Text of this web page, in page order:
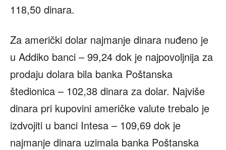
118,50 dinara.
Za američki dolar najmanje dinara nuđeno je
u Addiko banci – 99,24 dok je najpovoljnija za
prodaju dolara bila banka Poštanska
štedionica – 102,38 dinara za dolar. Najviše
dinara pri kupovini američke valute trebalo je
izdvojiti u banci Intesa – 109,69 dok je
najmanje dinara uzimala banka Poštanska